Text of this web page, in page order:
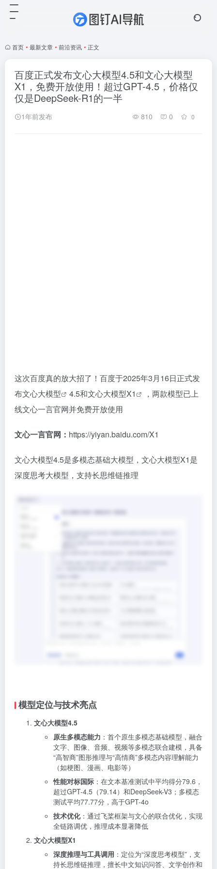
首页 • 最新文章 • 前沿资讯 • 正文
百度正式发布文心大模型4.5和文心大模型
X1，免费开放使用！超过GPT-4.5，价格仅
仅是DeepSeek-R1的一半
1年前发布 810 0 0
这次百度真的放大招了！百度于2025年3月16日正式发
布文心大模型 4.5和文心大模型X1
，两款模型已上
线文心一言官网并免费开放使用
文心一言官网： https://yiyan.baidu.com/X1
文心大模型4.5是多模态基础大模型，文心大模型X1是
深度思考大模型，支持长思维链推理
模型定位与技术亮点
文心大模型4.5
原生多模态能力 ：首个原生多模态基础模型，融合
文字、图像、音频、视频等多模态联合建模，具备
“高智商”图形推理与“高情商”多模态内容理解能力
（如梗图、漫画、电影等）
性能对标国际 ：在文本基准测试中平均得分79.6，
超过GPT-4.5（79.14）和DeepSeek-V3；多模态
测试平均77.77分，高于GPT-4o
技术优化：通过飞桨框架与文心的联合优化，实现
全链路调优，推理成本显著降低
文心大模型X1
深度推理与工具调用 ：定位为“深度思考模型”，支
持长思维链推理，擅长中文知识问答、文学创作和